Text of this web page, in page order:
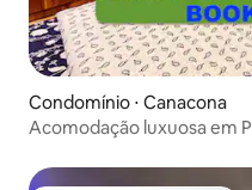
Condomínio ⋅ Canacona
Acomodação luxuosa em